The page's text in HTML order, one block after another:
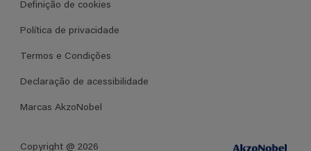
Definição de cookies
Política de privacidade
Termos e Condições
Declaração de acessibilidade
Marcas AkzoNobel
Copyright @ 2026